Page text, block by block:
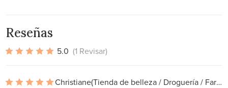
Reseñas
5.0 (1 Revisar)
Christiane
(Tienda de belleza / Droguería / Farmacia)